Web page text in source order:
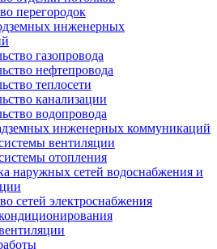
перегородок
инженерных
газопровода
нефтепровода
теплосети
канализации
водопровода
инженерных коммуникаций
вентиляции
отопления
наружных сетей водоснабжения и
сетей электроснабжения